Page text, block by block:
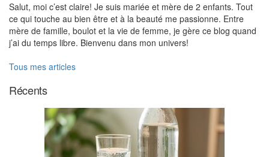
Salut, moi c’est claire! Je suis mariée et mère de 2 enfants. Tout
ce qui touche au bien être et à la beauté me passionne. Entre
mère de famille, boulot et la vie de femme, je gère ce blog quand
j’ai du temps libre. Bienvenu dans mon univers!
Tous mes articles
Récents